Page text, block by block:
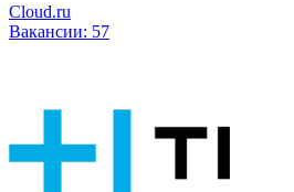
Cloud.ru
Вакансии: 57